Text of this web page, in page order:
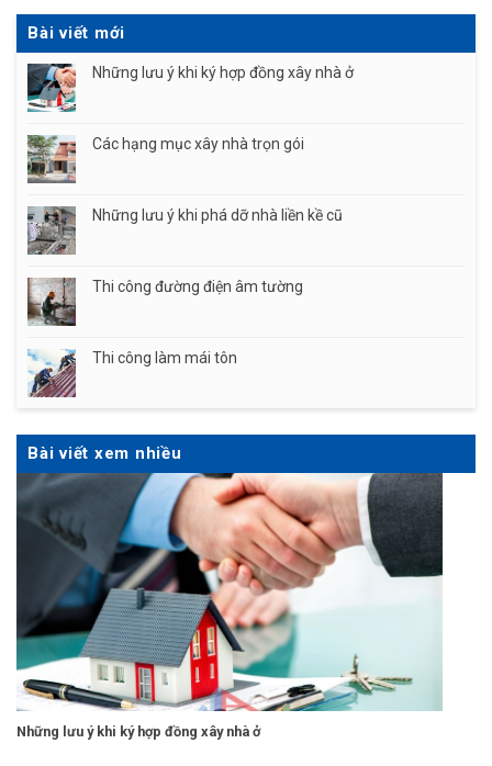
Bài viết mới
Những lưu ý khi ký hợp đồng xây nhà ở
Các hạng mục xây nhà trọn gói
Những lưu ý khi phá dỡ nhà liền kề cũ
Thi công đường điện âm tường
Thi công làm mái tôn
Bài viết xem nhiều
Những lưu ý khi ký hợp đồng xây nhà ở